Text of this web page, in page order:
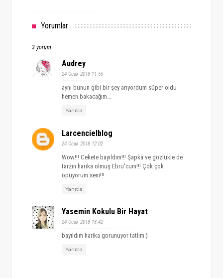
Yorumlar
3 yorum:
Audrey
24 Ocak 2018 11:55
aynı bunun gibi bir şey arıyordum süper oldu
hemen bakacağım...
Yanıtla
Larcencielblog
24 Ocak 2018 12:02
Wow!!! Cekete bayıldım!!! Şapka ve gözlükle de
tarzın harika olmuş Ebru'cum!!! Çok çok
öpüyorum seni!!!
Yanıtla
Yasemin Kokulu Bir Hayat
24 Ocak 2018 18:42
bayıldım harika gorunuyor tatlım:)
Yanıtla